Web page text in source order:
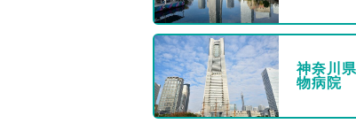
神奈川
物病院